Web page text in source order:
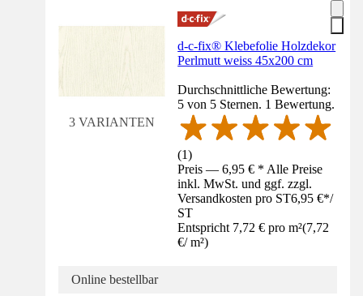
3 VARIANTEN
d-c-fix® Klebefolie Holzdekor
Perlmutt weiss 45x200 cm
Durchschnittliche Bewertung:
5 von 5 Sternen. 1 Bewertung.
(1)
Preis — 6,95 € * Alle Preise
inkl. MwSt. und ggf. zzgl.
Versandkosten pro ST6,95 €*/
ST
Entspricht 7,72 € pro m²(7,72
€/ m²)
Online bestellbar